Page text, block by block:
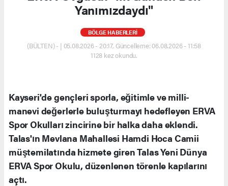
Yanımızdaydı"
BÖLGE HABERLERİ
(BÜLTEN) - | 05.08.2026 - 20:17, Güncelleme: 06.08.2026 - 11:58
1128 kez okundu.
Kayseri'de gençleri sporla, eğitimle ve milli-
manevi değerlerle buluşturmayı hedefleyen ERVA
Spor Okulları zincirine bir halka daha eklendi.
Talas'ın Mevlana Mahallesi Hamdi Hoca Camii
müştemilatında hizmete giren Talas Yeni Dünya
ERVA Spor Okulu, düzenlenen törenle kapılarını
açtı.